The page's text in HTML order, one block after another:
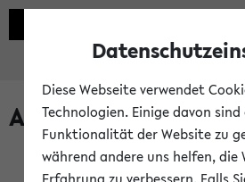
Archivierte
Anglistik: British and American
Diese Webseite verwendet
Technologien. Einige davon
Funktionalität der Website zu
während andere uns helfen, die